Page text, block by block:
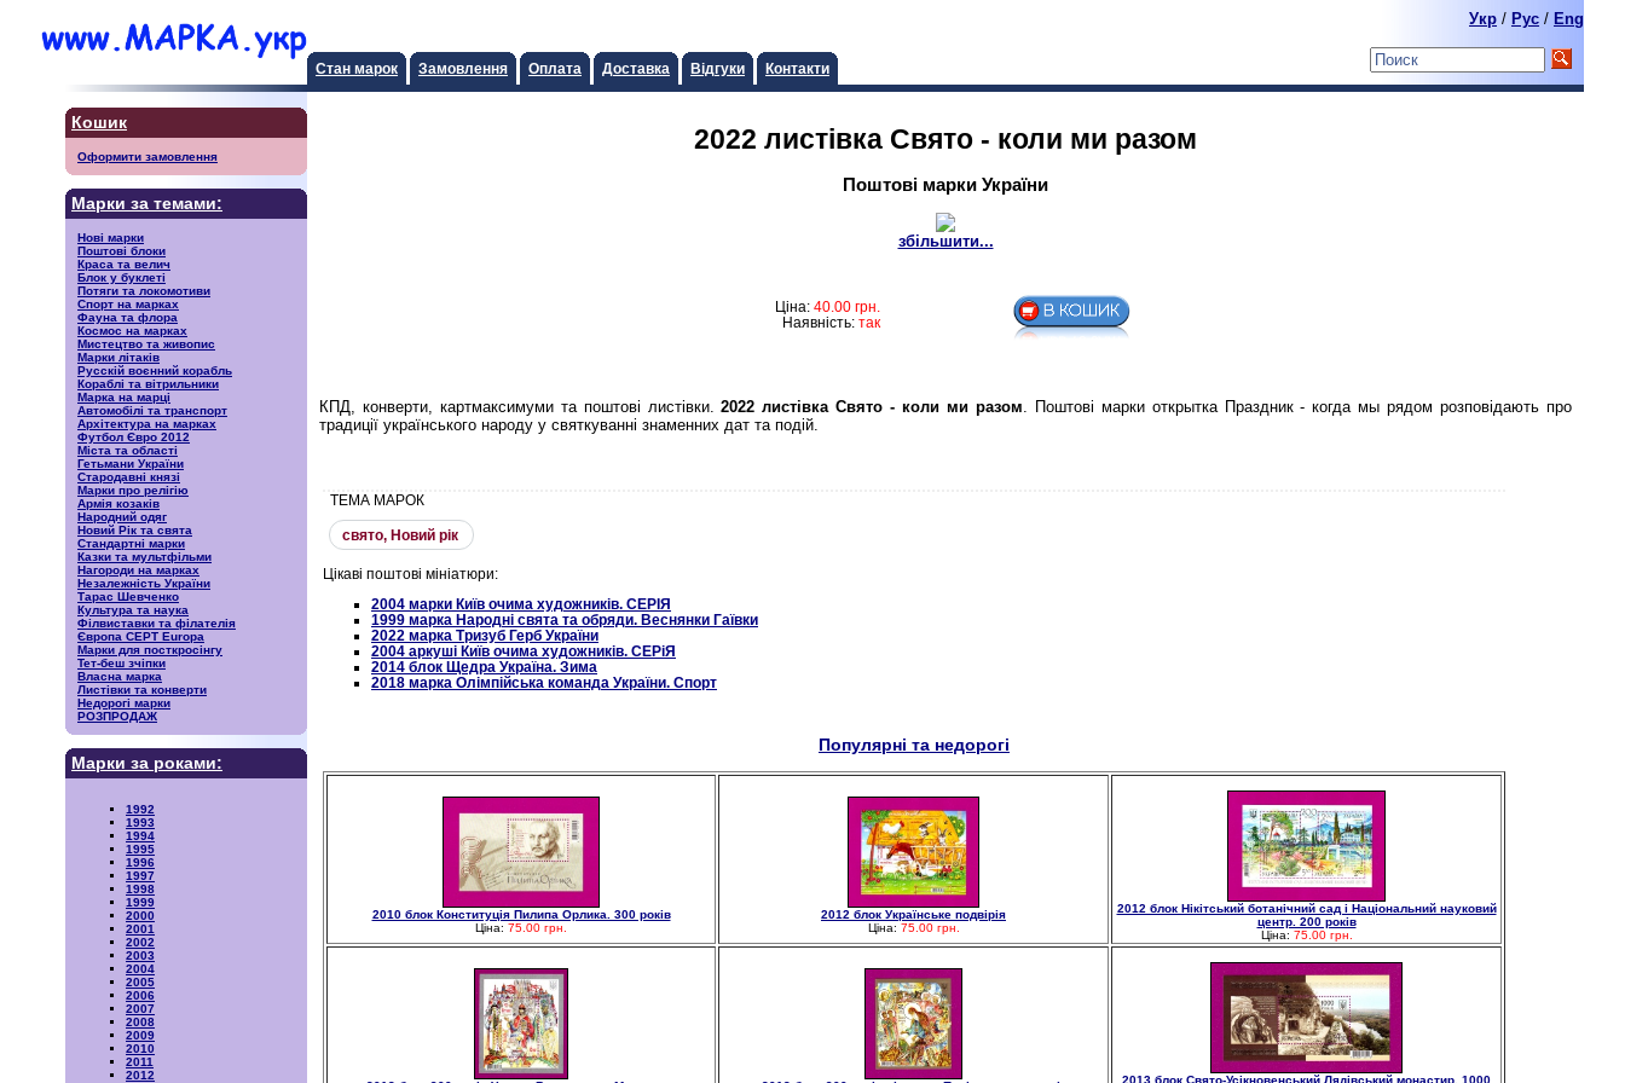
Стан марок Замовлення Оплата Доставка Відгуки Контакти
Укр / Pyc / Eng
Кошик
Оформити замовлення
Марки за темами:
Нові марки
Поштові блоки
Краса та велич
Блок у буклеті
Потяги та локомотиви
Спорт на марках
Фауна та флора
Космос на марках
Мистецтво та живопис
Марки літаків
Русскiй воєнний корабль
Кораблі та вітрильники
Марка на марці
Автомобілі та транспорт
Архітектура на марках
Футбол Євро 2012
Міста та області
Гетьмани України
Стародавні князі
Марки про релігію
Армія козаків
Народний одяг
Новий Рік та свята
Стандартні марки
Казки та мультфільми
Нагороди на марках
Незалежність України
Тарас Шевченко
Культура та наука
Філвиставки та філателія
Європа CEPT Europa
Марки для посткросінгу
Тет-беш зчіпки
Власна марка
Листівки та конверти
Недорогі марки
РОЗПРОДАЖ
Марки за роками:
1992
1993
1994
1995
1996
1997
1998
1999
2000
2001
2002
2003
2004
2005
2006
2007
2008
2009
2010
2011
2012
2022 листiвка Свято - коли ми разом
Поштові марки України
збільшити...
Ціна: 40.00 грн.
Наявність: так
КПД, конверти, картмаксимуми та поштові листівки.2022 листiвка Свято - коли ми разом. Поштові марки открытка Праздник - когда мы рядом розповідають про
традиції українського народу у святкуванні знаменних дат та подій.
ТЕМА МАРОК
свято, Новий рiк
Цікаві поштові мініатюри:
2004 марки Київ очима художників. СЕРІЯ
1999 марка Народні свята та обряди. Веснянки Гаївки
2022 марка Тризуб Герб України
2004 аркуші Київ очима художників. СЕРіЯ
2014 блок Щедра Україна. Зима
2018 марка Олімпійська команда України. Спорт
Популярні та недорогі
2010 блок Конституція Пилипа Орлика. 300 років
Ціна: 75.00 грн.
2012 блок Українське подвірія
Ціна: 75.00 грн.
2012 блок Нікітський ботанічний сад і Національний науковий
центр. 200 років
Ціна: 75.00 грн.
2013 блок Свято-Усікновенський Лядівський монастир. 1000